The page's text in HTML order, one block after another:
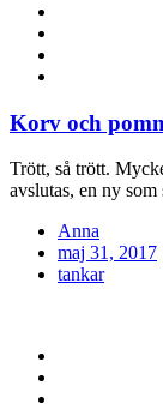
Korv och
Trött, så trött.
avslutas, en ny
Anna
Posted
on
maj 31, 2017
tankar